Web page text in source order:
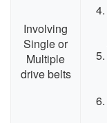
Involving
Single or
Multiple
drive belts